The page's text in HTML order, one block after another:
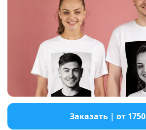
Интерьерная печать
Багетная мастерская
Полиграфия
Услуги и сервис
Заказать | от 1750